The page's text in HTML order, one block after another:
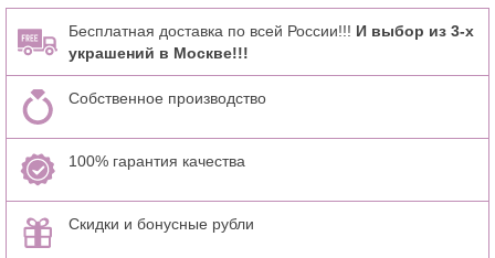
Бесплатная доставка по всей России!!! И выбор из 3-х
украшений в Москве!!!
Собственное производство
100% гарантия качества
Скидки и бонусные рубли